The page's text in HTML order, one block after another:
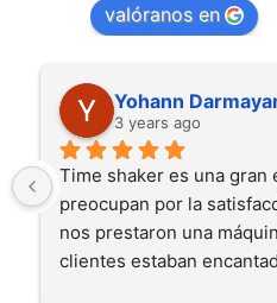
valóranos en
Yohann
3 years ago
Time shaker es una gran
preocupan por la
nos prestaron una
clientes estaban